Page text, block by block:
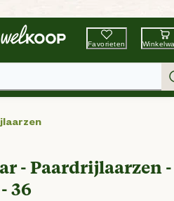
Tuin & Dier
Favorieten
- Paardrijlaarzen -
36